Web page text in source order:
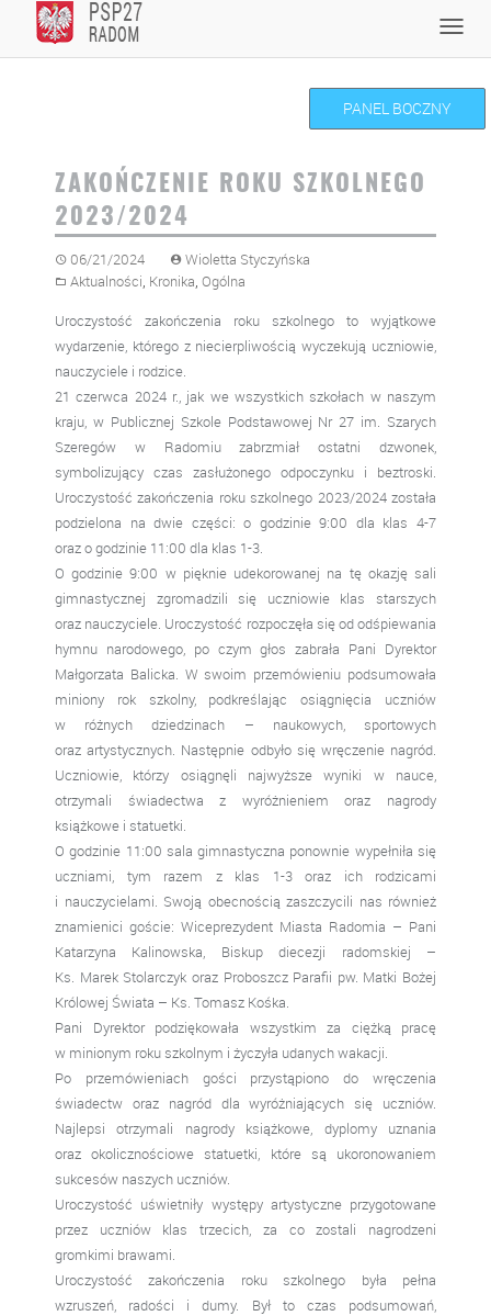
content
PANEL BOCZNY
ZAKOŃCZENIE ROKU SZKOLNEGO
2023/2024
06/21/2024
Wioletta Styczyńska
Aktualności, Kronika, Ogólna
Uroczystość zakończenia roku szkolnego to wyjątkowe
wydarzenie, którego z niecierpliwością wyczekują uczniowie,
nauczyciele i rodzice.
21 czerwca 2024 r., jak we wszystkich szkołach w naszym
kraju, w Publicznej Szkole Podstawowej Nr 27 im. Szarych
Szeregów w Radomiu zabrzmiał ostatni dzwonek,
symbolizujący czas zasłużonego odpoczynku i beztroski.
Uroczystość zakończenia roku szkolnego 2023/2024 została
podzielona na dwie części: o godzinie 9:00 dla klas 4-7
oraz o godzinie 11:00 dla klas 1-3.
O godzinie 9:00 w pięknie udekorowanej na tę okazję sali
gimnastycznej zgromadzili się uczniowie klas starszych
oraz nauczyciele. Uroczystość rozpoczęła się od odśpiewania
hymnu narodowego, po czym głos zabrała Pani Dyrektor
Małgorzata Balicka. W swoim przemówieniu podsumowała
miniony rok szkolny, podkreślając osiągnięcia uczniów
w różnych dziedzinach – naukowych, sportowych
oraz artystycznych. Następnie odbyło się wręczenie nagród.
Uczniowie, którzy osiągnęli najwyższe wyniki w nauce,
otrzymali świadectwa z wyróżnieniem oraz nagrody
książkowe i statuetki.
O godzinie 11:00 sala gimnastyczna ponownie wypełniła się
uczniami, tym razem z klas 1-3 oraz ich rodzicami
i nauczycielami. Swoją obecnością zaszczycili nas również
znamienici goście: Wiceprezydent Miasta Radomia – Pani
Katarzyna Kalinowska, Biskup diecezji radomskiej –
Ks. Marek Stolarczyk oraz Proboszcz Parafii pw. Matki Bożej
Królowej Świata – Ks. Tomasz Kośka.
Pani Dyrektor podziękowała wszystkim za ciężką pracę
w minionym roku szkolnym i życzyła udanych wakacji.
Po przemówieniach gości przystąpiono do wręczenia
świadectw oraz nagród dla wyróżniających się uczniów.
Najlepsi otrzymali nagrody książkowe, dyplomy uznania
oraz okolicznościowe statuetki, które są ukoronowaniem
sukcesów naszych uczniów.
Uroczystość uświetniły występy artystyczne przygotowane
przez uczniów klas trzecich, za co zostali nagrodzeni
gromkimi brawami.
Uroczystość zakończenia roku szkolnego była pełna
wzruszeń, radości i dumy. Był to czas podsumowań,